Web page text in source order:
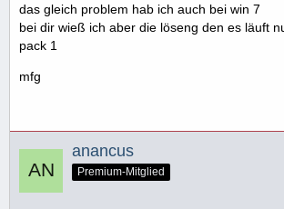
das gleich problem hab ich auch bei win 7
bei dir wieß ich aber die löseng den es läuft
pack 1
mfg
anancus
Premium-Mitglied